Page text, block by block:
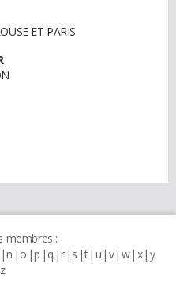
ET PARIS
membres :
n o p q r s t u v w x y
z